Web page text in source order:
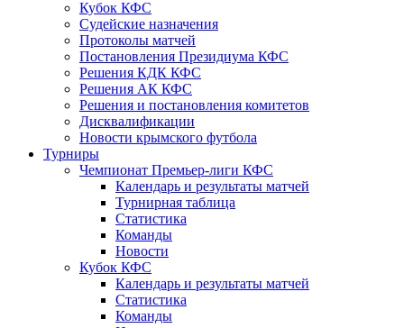
Кубок КФС
Судейские назначения
Протоколы матчей
Постановления Президиума КФС
Решения КДК КФС
Решения АК КФС
Решения и постановления комитетов
Дисквалификации
Новости крымского футбола
Турниры
Чемпионат Премьер-лиги КФС
Календарь и результаты матчей
Турнирная таблица
Статистика
Команды
Новости
Кубок КФС
Календарь и результаты матчей
Статистика
Команды